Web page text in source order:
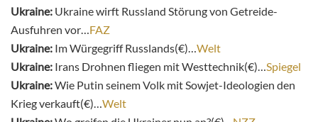
Ukraine: Ukraine wirft Russland Störung von Getreide-
Ausfuhren vor… FAZ
Ukraine: Im Würgegriff Russlands(€)… Welt
Ukraine: Irans Drohnen fliegen mit Westtechnik(€)… Spiegel
Ukraine:Wie Putin seinem Volk mit Sowjet-Ideologien den
Krieg verkauft(€)… Welt